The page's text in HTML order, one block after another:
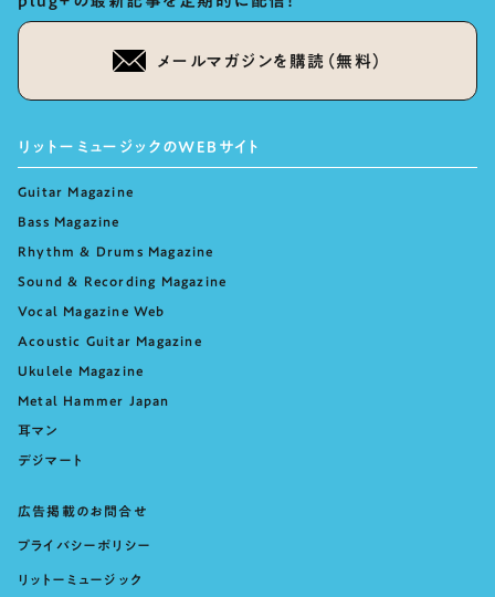
メールマガジンを購読（無料）
リットーミュージックのWEBサイト
Guitar Magazine
Bass Magazine
Rhythm & Drums Magazine
Sound & Recording Magazine
Vocal Magazine Web
Acoustic Guitar Magazine
Ukulele Magazine
Metal Hammer Japan
耳マン
デジマート
広告掲載のお問合せ
プライバシーポリシー
リットーミュージック